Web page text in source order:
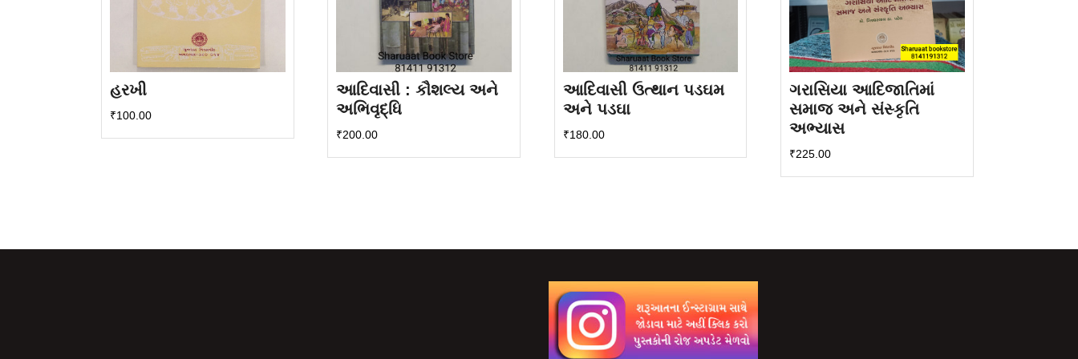
હરખી
₹100.00
આદિવાસી : કૌશલ્ય અને
અભિવૃદ્ધિ
₹200.00
આદિવાસી ઉત્થાન પડઘમ
અને પડઘા
₹180.00
ગરાસિયા આદિજાતિમાં
સમાજ અને સંસ્કૃતિ
અભ્યાસ
₹225.00